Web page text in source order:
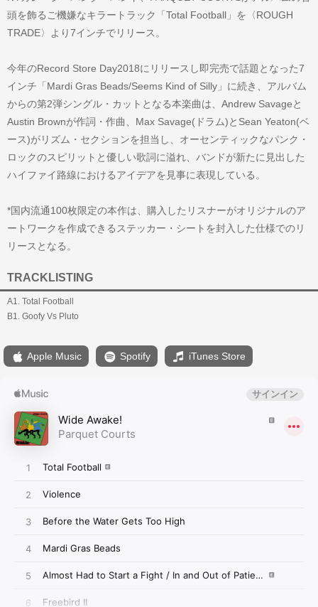
頭を飾るご機嫌なキラートラック「Total Football」を〈ROUGH
TRADE〉より7インチでリリース。
今年のRecord Store Day2018にリリースし即完売で話題となった7
インチ「Mardi Gras Beads/Seems Kind of Silly」に続き、アルバム
からの第2弾シングル・カットとなる本楽曲は、Andrew Savageと
Austin Brownが作詞・作曲、Max Savage(ドラム)とSean Yeaton(ベ
ース)がリズム・セクションを担当し、オーセンティックなパンク・
ロックのスピリットと優しい歌詞に溢れ、バンドが新たに見出した
ハイファイ路線におけるアイデアを見事に表現している。
*国内流通100枚限定の本作は、購入したリスナーがオリジナルのア
ートワークを作成できるステッカー・シートを封入した仕様でのリ
リースとなる。
TRACKLISTING
A1. Total Football
B1. Goofy Vs Pluto
Apple Music Spotify iTunes Store